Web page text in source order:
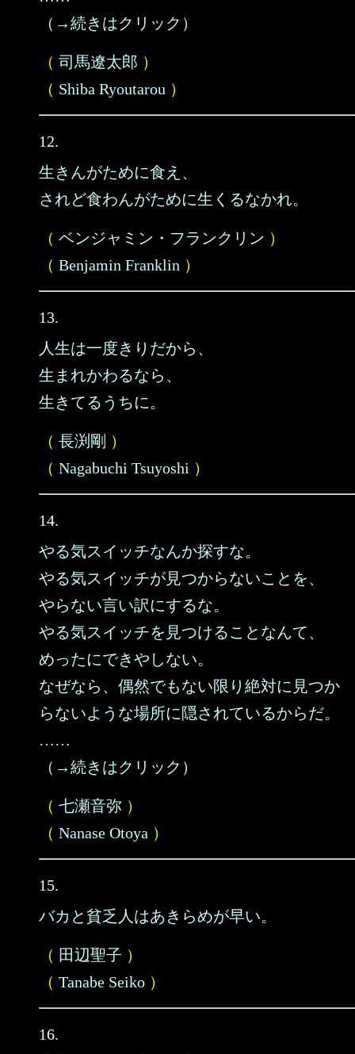
（→続きはクリック）
（ 司馬遼太郎 ）
（ Shiba Ryoutarou ）
12.
生きんがために食え、
されど食わんがために生くるなかれ。
（ ベンジャミン・フランクリン ）
（ Benjamin Franklin ）
13.
人生は一度きりだから、
生まれかわるなら、
生きてるうちに。
（ 長渕剛 ）
（ Nagabuchi Tsuyoshi ）
14.
やる気スイッチなんか探すな。
やる気スイッチが見つからないことを、
やらない言い訳にするな。
やる気スイッチを見つけることなんて、
めったにできやしない。
なぜなら、偶然でもない限り絶対に見つか
らないような場所に隠されているからだ。
……
（→続きはクリック）
（ 七瀬音弥 ）
（ Nanase Otoya ）
15.
バカと貧乏人はあきらめが早い。
（ 田辺聖子 ）
（ Tanabe Seiko ）
16.